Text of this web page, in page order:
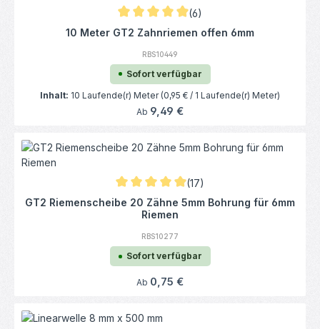
Durchschnittliche Bewertung von 4.92 von
(6)
10 Meter GT2 Zahnriemen offen 6mm
RBS10449
Sofort verfügbar
Inhalt: 10 Laufende(r) Meter (0,95 € / 1 Laufende(r) Meter)
Regulärer Preis:
Ab 9,49 €
Durchschnittliche Bewertung von 4.97 von
(17)
GT2 Riemenscheibe 20 Zähne 5mm Bohrung für 6mm
Riemen
RBS10277
Sofort verfügbar
Regulärer Preis:
Ab 0,75 €